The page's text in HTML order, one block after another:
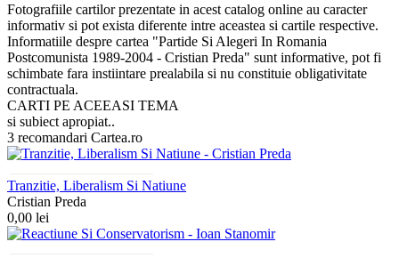
Fotografiile cartilor prezentate in acest catalog online au caracter
informativ si pot exista diferente intre aceastea si cartile respective.
Informatiile despre cartea "Partide Si Alegeri In Romania
Postcomunista 1989-2004 - Cristian Preda" sunt informative, pot fi
schimbate fara instiintare prealabila si nu constituie obligativitate
contractuala.
CARTI PE ACEEASI TEMA
si subiect apropiat..
3 recomandari Cartea.ro
Tranzitie, Liberalism Si Natiune
Cristian Preda
0,00 lei